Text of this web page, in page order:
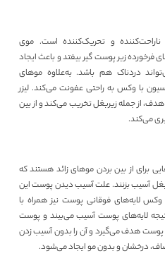
ناراحت‌کننده و تحریک‌کننده است. موی
فرخورده زیر پوست گیر بیفتد و باعث ایجاد
دردناک هم باشد. به‌علاوه موهای
با وکس به راحتی عفونت می‌کند. لیزر
از جمله زیربغل تخریب می‌کند و از بین
می‌کند.
برای از بین بردن موهای زائد هستند که
آسیب بزنند. علت آسیب دیدن پوست این
لایه‌های فوقانی پوست نیز همراه با
لایه‌های پوست آسیب می‌بیند و پوست
پوست هدف می‌گیرد و آن را بدون آسیب زدن
درخشان و بدون مو ایجاد می‌شود.